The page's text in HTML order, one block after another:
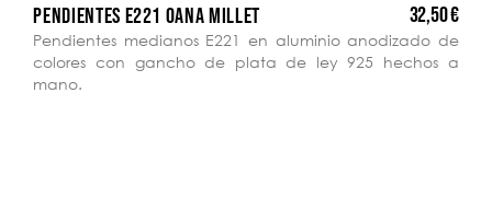
PENDIENTES E221 OANA MILLET 32,50 €
Pendientes medianos E221 en aluminio anodizado de
colores con gancho de plata de ley 925 hechos a
mano.